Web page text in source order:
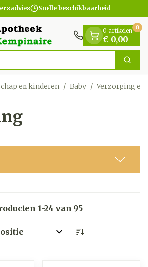
Snelle beschikbaarheid
Zoek
0 artikelen
€ 0,00
0
en kinderen / Baby / Verzorging en
1-24 van 95
op: